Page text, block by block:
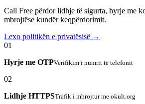
Call Free përdor lidhje të sigurta, hyrje me
mbrojtëse kundër keqpërdorimit.
Lexo politikën e privatësisë →
01
Hyrje me OTPVerifikim i numrit të telefonit
02
Lidhje HTTPSTrafik i mbrojtur me okult.org